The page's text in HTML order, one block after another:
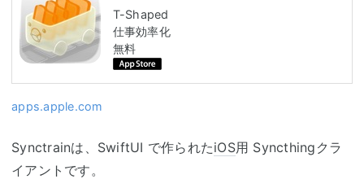
T-Shaped
仕事効率化
無料
apps.apple.com
Synctrainは、SwiftUI で作られたiOS用 Syncthingクラ
イアントです。